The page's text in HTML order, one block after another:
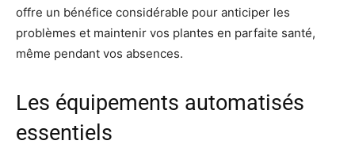
offre un bénéfice considérable pour anticiper les
problèmes et maintenir vos plantes en parfaite santé,
même pendant vos absences.
Les équipements automatisés
essentiels